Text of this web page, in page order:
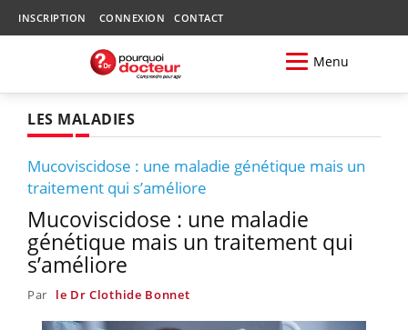
INSCRIPTION CONNEXION CONTACT
Menu
LES MALADIES
Mucoviscidose : une maladie génétique mais un
traitement qui s’améliore
Mucoviscidose : une maladie
génétique mais un traitement qui
s’améliore
Par le Dr Clothide Bonnet